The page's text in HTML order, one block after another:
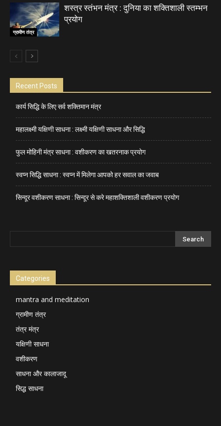
ग्रामीण तंत्र
शस्त्र स्तंभन मंत्र : दुनिया का शक्तिशाली स्तम्भन
प्रयोग
Recent Posts
कार्य सिद्धि के लिए सर्व शक्तिमान मंत्र
महालक्ष्मी यक्षिणी साधना : लक्ष्मी यक्षिणी साधना और सिद्धि
फुल मोहिनी मंत्र साधना : वशीकरण का खतरनाक प्रयोग
स्वप्न सिद्धि साधना : स्वप्न में मिलेगा आपको हर सवाल का जवाब
सिन्दूर वशीकरण साधना : सिन्दूर से करे महाशक्तिशाली वशीकरण प्रयोग
Categories
mantra and meditation
ग्रामीण तंत्र
तंत्र मंत्र
यक्षिणी साधना
वशीकरण
साधना और कालाजादू
सिद्ध साधना